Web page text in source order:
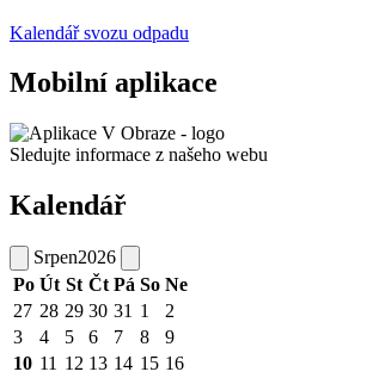
Kalendář svozu odpadu
Mobilní aplikace
Sledujte informace z našeho webu
Kalendář
Srpen2026
Po Út St Čt Pá So Ne
27 28 29 30 31 1
2
3
4 5 6 7 8
9
10 11 12 13 14 15 16